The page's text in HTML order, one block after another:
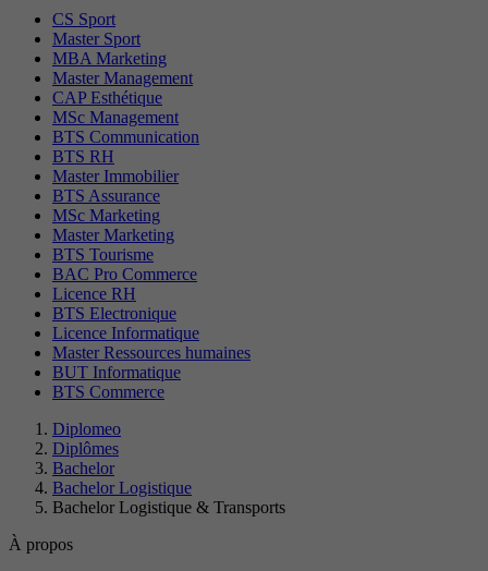
CS Sport
Master Sport
MBA Marketing
Master Management
CAP Esthétique
MSc Management
BTS Communication
BTS RH
Master Immobilier
BTS Assurance
MSc Marketing
Master Marketing
BTS Tourisme
BAC Pro Commerce
Licence RH
BTS Electronique
Licence Informatique
Master Ressources humaines
BUT Informatique
BTS Commerce
Diplomeo
Diplômes
Bachelor
Bachelor Logistique
Bachelor Logistique & Transports
À propos